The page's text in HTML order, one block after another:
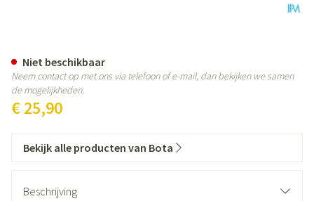
€ 25,90
Niet beschikbaar
Neem contact op met ons via telefoon of e-mail, dan bekijken we samen
de mogelijkheden.
Bekijk alle producten van Bota
Beschrijving